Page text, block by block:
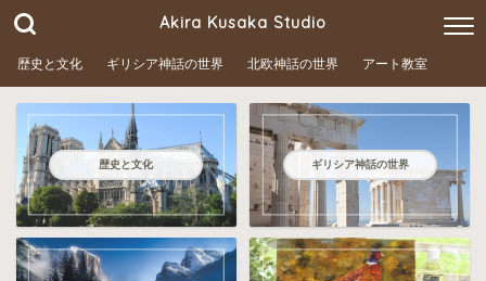
Akira Kusaka Studio
歴史と文化 ギリシア神話の世界 北欧神話の世界 アート教室
歴史と文化 ギリシア神話の世界